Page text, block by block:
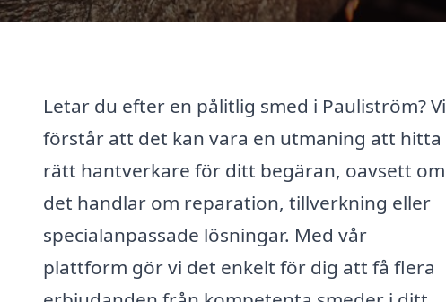
Letar du efter en pålitlig smed i Pauliström? Vi
förstår att det kan vara en utmaning att hitta
rätt hantverkare för ditt begäran, oavsett om
det handlar om reparation, tillverkning eller
specialanpassade lösningar. Med vår
plattform gör vi det enkelt för dig att få flera